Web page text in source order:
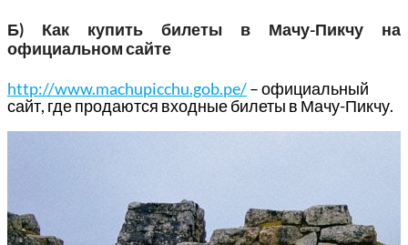
Б) Как купить билеты в Мачу-Пикчу на
официальном сайте
http://www.machupicchu.gob.pe/– официальный
сайт, где продаются входные билеты в Мачу-Пикчу.